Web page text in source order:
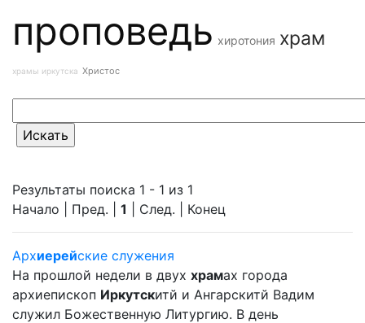
проповедь хиротония храм
храмы иркутска Христос
Результаты поиска 1 - 1 из 1
Начало | Пред. | 1 | След. | Конец
Архиерейские служения
На прошлой недели в двух храмах города
архиепископ Иркутскитй и Ангарскитй Вадим
служил Божественную Литургию. В день